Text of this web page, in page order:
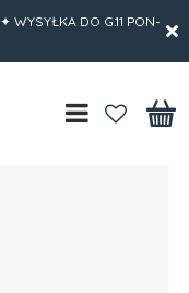
WYSYŁKA DO G.11 PON-